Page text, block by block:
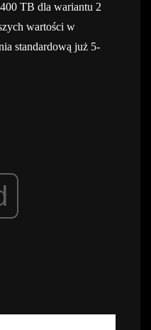
TB dla wariantu 2
wartości w
standardową już 5-